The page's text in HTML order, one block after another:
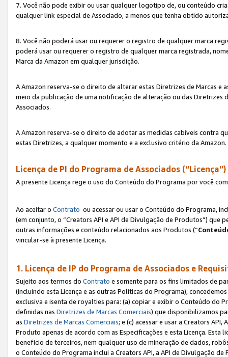
7. Você não pode exibir ou usar qualquer logotipo de, ou conteúdo
qualquer link especial de Associado, a menos que tenha obtido
8. Você não poderá usar ou requerer o registro de qualquer marca
poderá usar ou requerer o registro de qualquer marca registrada,
Marca da Amazon em qualquer jurisdição.
A Amazon reserva-se o direito de alterar estas Diretrizes de Marcas e
meio da publicação de uma notificação de alteração ou das Diretrizes
Associados.
A Amazon reserva-se o direito de adotar as medidas cabíveis contra
estas Diretrizes, a qualquer momento e a exclusivo critério da Amazon.
Licença de PI do Programa de Associados (“Licença”)
A presente Licença rege o uso do Conteúdo do Programa por você
Ao aceitar o Contrato ou acessar ou usar o Conteúdo do Programa,
(em conjunto, o “Creators API e API de Divulgação de Produtos”)
outras informações e conteúdo relacionados aos Produtos (“
vincular-se à presente Licença.
1. Licença de IP do Programa de Associados e
Sujeito aos termos do Contrato e somente para os fins limitados de
(incluindo esta Licença e as outras Políticas do Programa),
exclusiva e isenta de royalties para: (a) copiar e exibir o Conteúdo do
definidas nas Diretrizes de Marcas Comerciais) que disponibilizamos
as Diretrizes de Marcas Comerciais; e (c) acessar e usar a Creators
Produto apenas de acordo com as Especificações e esta Licença.
benefício de terceiros, nem qualquer uso de mineração de dados,
o Conteúdo do Programa inclui a Creators API, a API de Divulgação